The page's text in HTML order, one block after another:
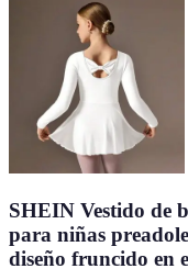
SHEIN Vestido de
para niñas
diseño fruncido en